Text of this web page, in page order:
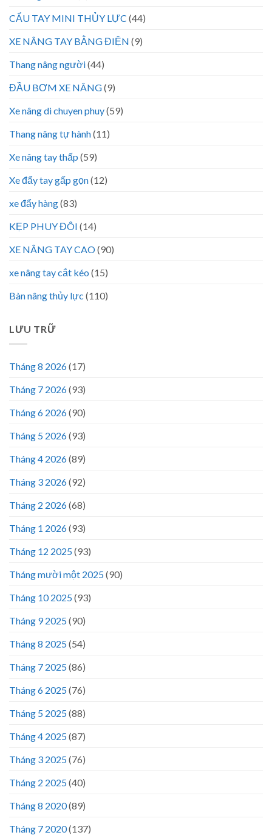
CẨU TAY MINI THỦY LỰC (44)
XE NÂNG TAY BẰNG ĐIỆN (9)
Thang nâng người(44)
ĐẦU BƠM XE NÂNG(9)
Xe nâng di chuyen phuy(59)
Thang nâng tự hành(11)
Xe nâng tay thấp (59)
Xe đẩy tay gấp gọn(12)
xe đẩy hàng(83)
KẸP PHUY ĐÔI (14)
XE NÂNG TAY CAO(90)
xe nâng tay cắt kéo (15)
Bàn nâng thủy lực (110)
LƯU TRỮ
Tháng 8 2026(17)
Tháng 7 2026(93)
Tháng 6 2026(90)
Tháng 5 2026(93)
Tháng 4 2026(89)
Tháng 3 2026(92)
Tháng 2 2026(68)
Tháng 1 2026(93)
Tháng 12 2025(93)
Tháng mười một 2025(90)
Tháng 10 2025(93)
Tháng 9 2025(90)
Tháng 8 2025(54)
Tháng 7 2025(86)
Tháng 6 2025(76)
Tháng 5 2025(88)
Tháng 4 2025(87)
Tháng 3 2025(76)
Tháng 2 2025(40)
Tháng 8 2020(89)
Tháng 7 2020(137)